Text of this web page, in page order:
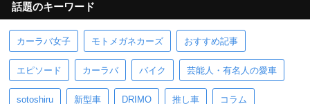
話題のキーワード
カーラバ女子 モトメガネカーズ おすすめ記事
エピソード カーラバ バイク 芸能人・有名人の愛車
sotoshiru 新型車 DRIMO 推し車 コラム